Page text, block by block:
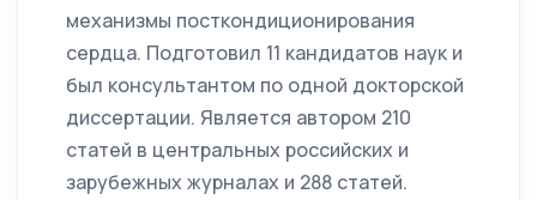
механизмы посткондиционирования
сердца. Подготовил 11 кандидатов наук и
был консультантом по одной докторской
диссертации. Является автором 210
статей в центральных российских и
зарубежных журналах и 288 статей.